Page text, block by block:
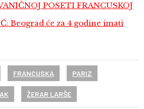
POSETI FRANCUSKOJ
Beograd će za 4 godine imati
FRANCUSKA PARIZ
ŽERAR LARŠE